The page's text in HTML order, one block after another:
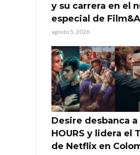
y su carrera en el
especial de
agosto 5, 2026
Desire desbanca a
HOURS y lidera el
de Netflix en